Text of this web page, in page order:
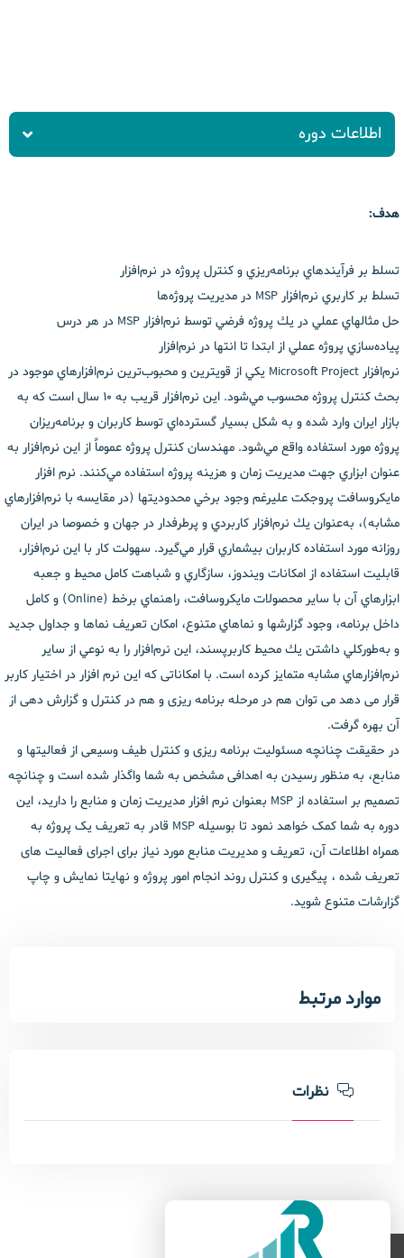
اطلاعات دوره
هدف:
تسلط بر فرآيندهاي برنامه‌ريزي و كنترل پروژه در نرم‌افزار
تسلط بر كاربري نرم‌افزار MSP در مديريت پروژه‌ها
حل مثالهاي عملي در يك پروژه فرضي توسط نرم‌افزار MSP در هر درس
پياده‌سازي پروژه عملي از ابتدا تا انتها در نرم‌افزار
نرم‌افزار Microsoft Project يكي از قويترين و محبوب‌ترين نرم‌افزارهاي موجود در
بحث كنترل پروژه محسوب مي‌شود. اين نرم‌افزار قريب به 10 سال است كه به
بازار ايران وارد شده و به شكل بسيار گسترده‌اي توسط كاربران و برنامه‌ريزان
پروژه مورد استفاده واقع مي‌شود. مهندسان كنترل پروژه عموماً از اين نرم‌افزار به
عنوان ابزاري جهت مديريت زمان و هزینه پروژه‌ استفاده مي‌كنند. نرم افزار
مايكروسافت پروجكت عليرغم وجود برخي محدوديتها (در مقايسه با نرم‌افزارهاي
مشابه)، به‌عنوان يك نرم‌افزار كاربردي و پرطرفدار در جهان و خصوصا در ايران
روزانه مورد استفاده كاربران بيشماري قرار مي‌گيرد. سهولت كار با اين نرم‌افزار،
قابليت استفاده از امكانات ويندوز، سازگاري و شباهت كامل محيط و جعبه
ابزارهاي آن با ساير محصولات مايكروسافت، راهنماي برخط (Online) و كامل
داخل برنامه، وجود گزارشها و نماهاي متنوع، امكان تعريف نماها و جداول جديد
و به‌طوركلي داشتن يك محيط كاربرپسند، اين نرم‌افزار را به نوعي از ساير
نرم‌افزارهاي مشابه متمايز كرده است. با امکاناتی که این نرم افزار در اختیار کاربر
قرار می دهد می توان هم در مرحله برنامه ریزی و هم در کنترل و گزارش دهی از
آن بهره گرفت.
در حقیقت چنانچه مسئولیت برنامه ریزی و کنترل طیف وسیعی از فعالیتها و
منابع، به منظور رسیدن به اهدافی مشخص به شما واگذار شده است و چنانچه
تصمیم بر استفاده از MSP بعنوان نرم افزار مدیریت زمان و منابع را دارید، این
دوره به شما کمک خواهد نمود تا بوسیله MSP قادر به تعریف یک پروژه به
همراه اطلاعات آن، تعریف و مدیریت منابع مورد نیاز برای اجرای فعالیت های
تعریف شده ، پیگیری و کنترل روند انجام امور پروژه و نهایتا نمایش و چاپ
گزارشات متنوع شوید.
موارد مرتبط
نظرات